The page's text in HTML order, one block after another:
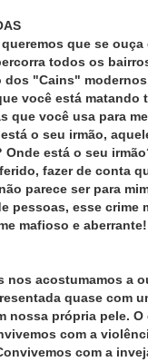
que se
todos os
dos "Cains"
você está
que você usa para
o seu irmão,
está o seu
fazer de conta
parece ser para
pessoas, esse crime
mafioso e
nos acostumamos a
quase com
nossa própria pele.
com a
com a